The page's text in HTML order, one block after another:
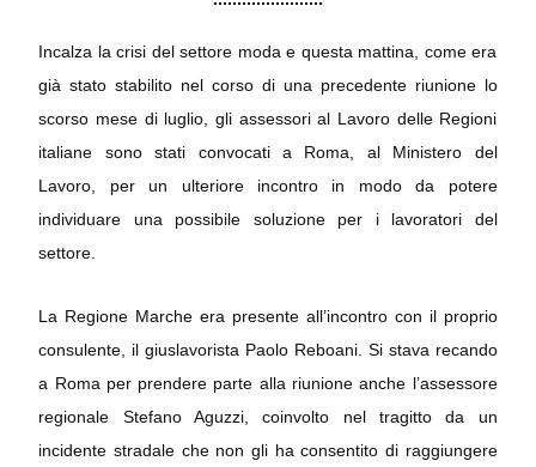
Incalza la crisi del settore moda e questa mattina, come era
già stato stabilito nel corso di una precedente riunione lo
scorso mese di luglio, gli assessori al Lavoro delle Regioni
italiane sono stati convocati a Roma, al Ministero del
Lavoro, per un ulteriore incontro in modo da potere
individuare una possibile soluzione per i lavoratori del
settore.
La Regione Marche era presente all’incontro con il proprio
consulente, il giuslavorista Paolo Reboani. Si stava recando
a Roma per prendere parte alla riunione anche l’assessore
regionale Stefano Aguzzi, coinvolto nel tragitto da un
incidente stradale che non gli ha consentito di raggiungere